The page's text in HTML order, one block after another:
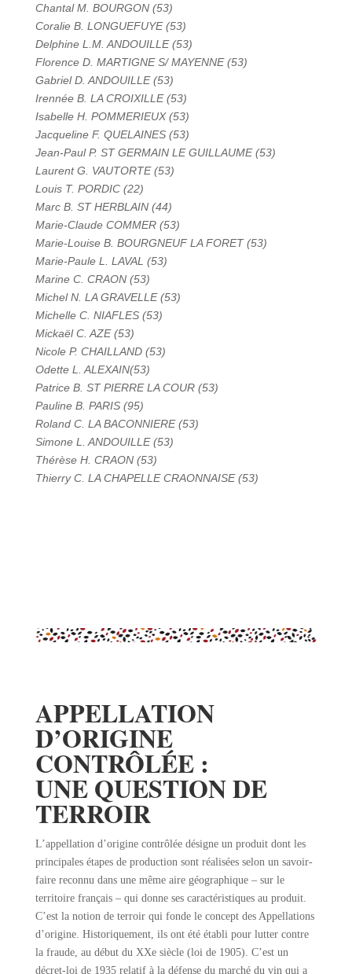
Chantal M. BOURGON (53)
Coralie B. LONGUEFUYE (53)
Delphine L.M. ANDOUILLE (53)
Florence D. MARTIGNE S/ MAYENNE (53)
Gabriel D. ANDOUILLE (53)
Irennée B. LA CROIXILLE (53)
Isabelle H. POMMERIEUX (53)
Jacqueline F. QUELAINES (53)
Jean-Paul P. ST GERMAIN LE GUILLAUME (53)
Laurent G. VAUTORTE (53)
Louis T. PORDIC (22)
Marc B. ST HERBLAIN (44)
Marie-Claude COMMER (53)
Marie-Louise B. BOURGNEUF LA FORET (53)
Marie-Paule L. LAVAL (53)
Marine C. CRAON (53)
Michel N. LA GRAVELLE (53)
Michelle C. NIAFLES (53)
Mickaël C. AZE (53)
Nicole P. CHAILLAND (53)
Odette L. ALEXAIN(53)
Patrice B. ST PIERRE LA COUR (53)
Pauline B. PARIS (95)
Roland C. LA BACONNIERE (53)
Simone L. ANDOUILLE (53)
Thérèse H. CRAON (53)
Thierry C. LA CHAPELLE CRAONNAISE (53)
APPELLATION
D’ORIGINE
CONTRÔLÉE :
UNE QUESTION DE
TERROIR
L’appellation d’origine contrôlée désigne un produit dont les
principales étapes de production sont réalisées selon un savoir-
faire reconnu dans une même aire géographique – sur le
territoire français – qui donne ses caractéristiques au produit.
C’est la notion de terroir qui fonde le concept des Appellations
d’origine. Historiquement, ils ont été établi pour lutter contre
la fraude, au début du XXe siècle (loi de 1905). C’est un
décret-loi de 1935 relatif à la défense du marché du vin qui a